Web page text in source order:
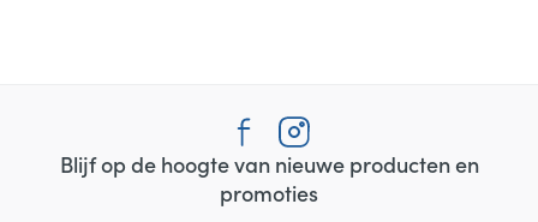
Blijf op de hoogte van nieuwe producten en
promoties